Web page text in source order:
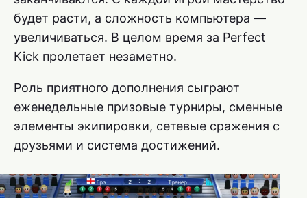
будет расти, а сложность компьютера —
увеличиваться. В целом время за Perfect
Kick пролетает незаметно.
Роль приятного дополнения сыграют
еженедельные призовые турниры, сменные
элементы экипировки, сетевые сражения с
друзьями и система достижений.